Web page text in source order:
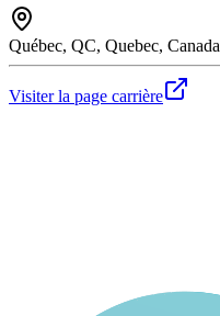
Québec, QC, Quebec, Canada
Visiter la page carrière